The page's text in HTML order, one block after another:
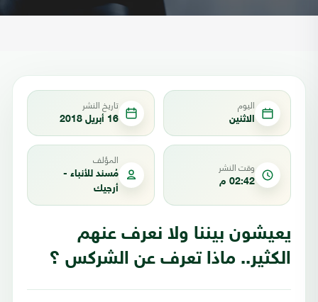
اليوم
الاثنين
تاريخ النشر
16 أبريل 2018
وقت النشر
02:42 م
المؤلف
مُسند للأنباء -
أرجيك
يعيشون بيننا ولا نعرف عنهم
الكثير.. ماذا تعرف عن الشركس ؟